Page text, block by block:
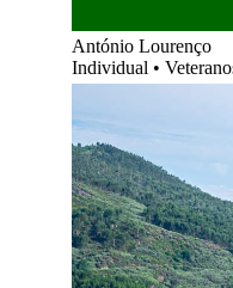
António Lourenço
Individual •